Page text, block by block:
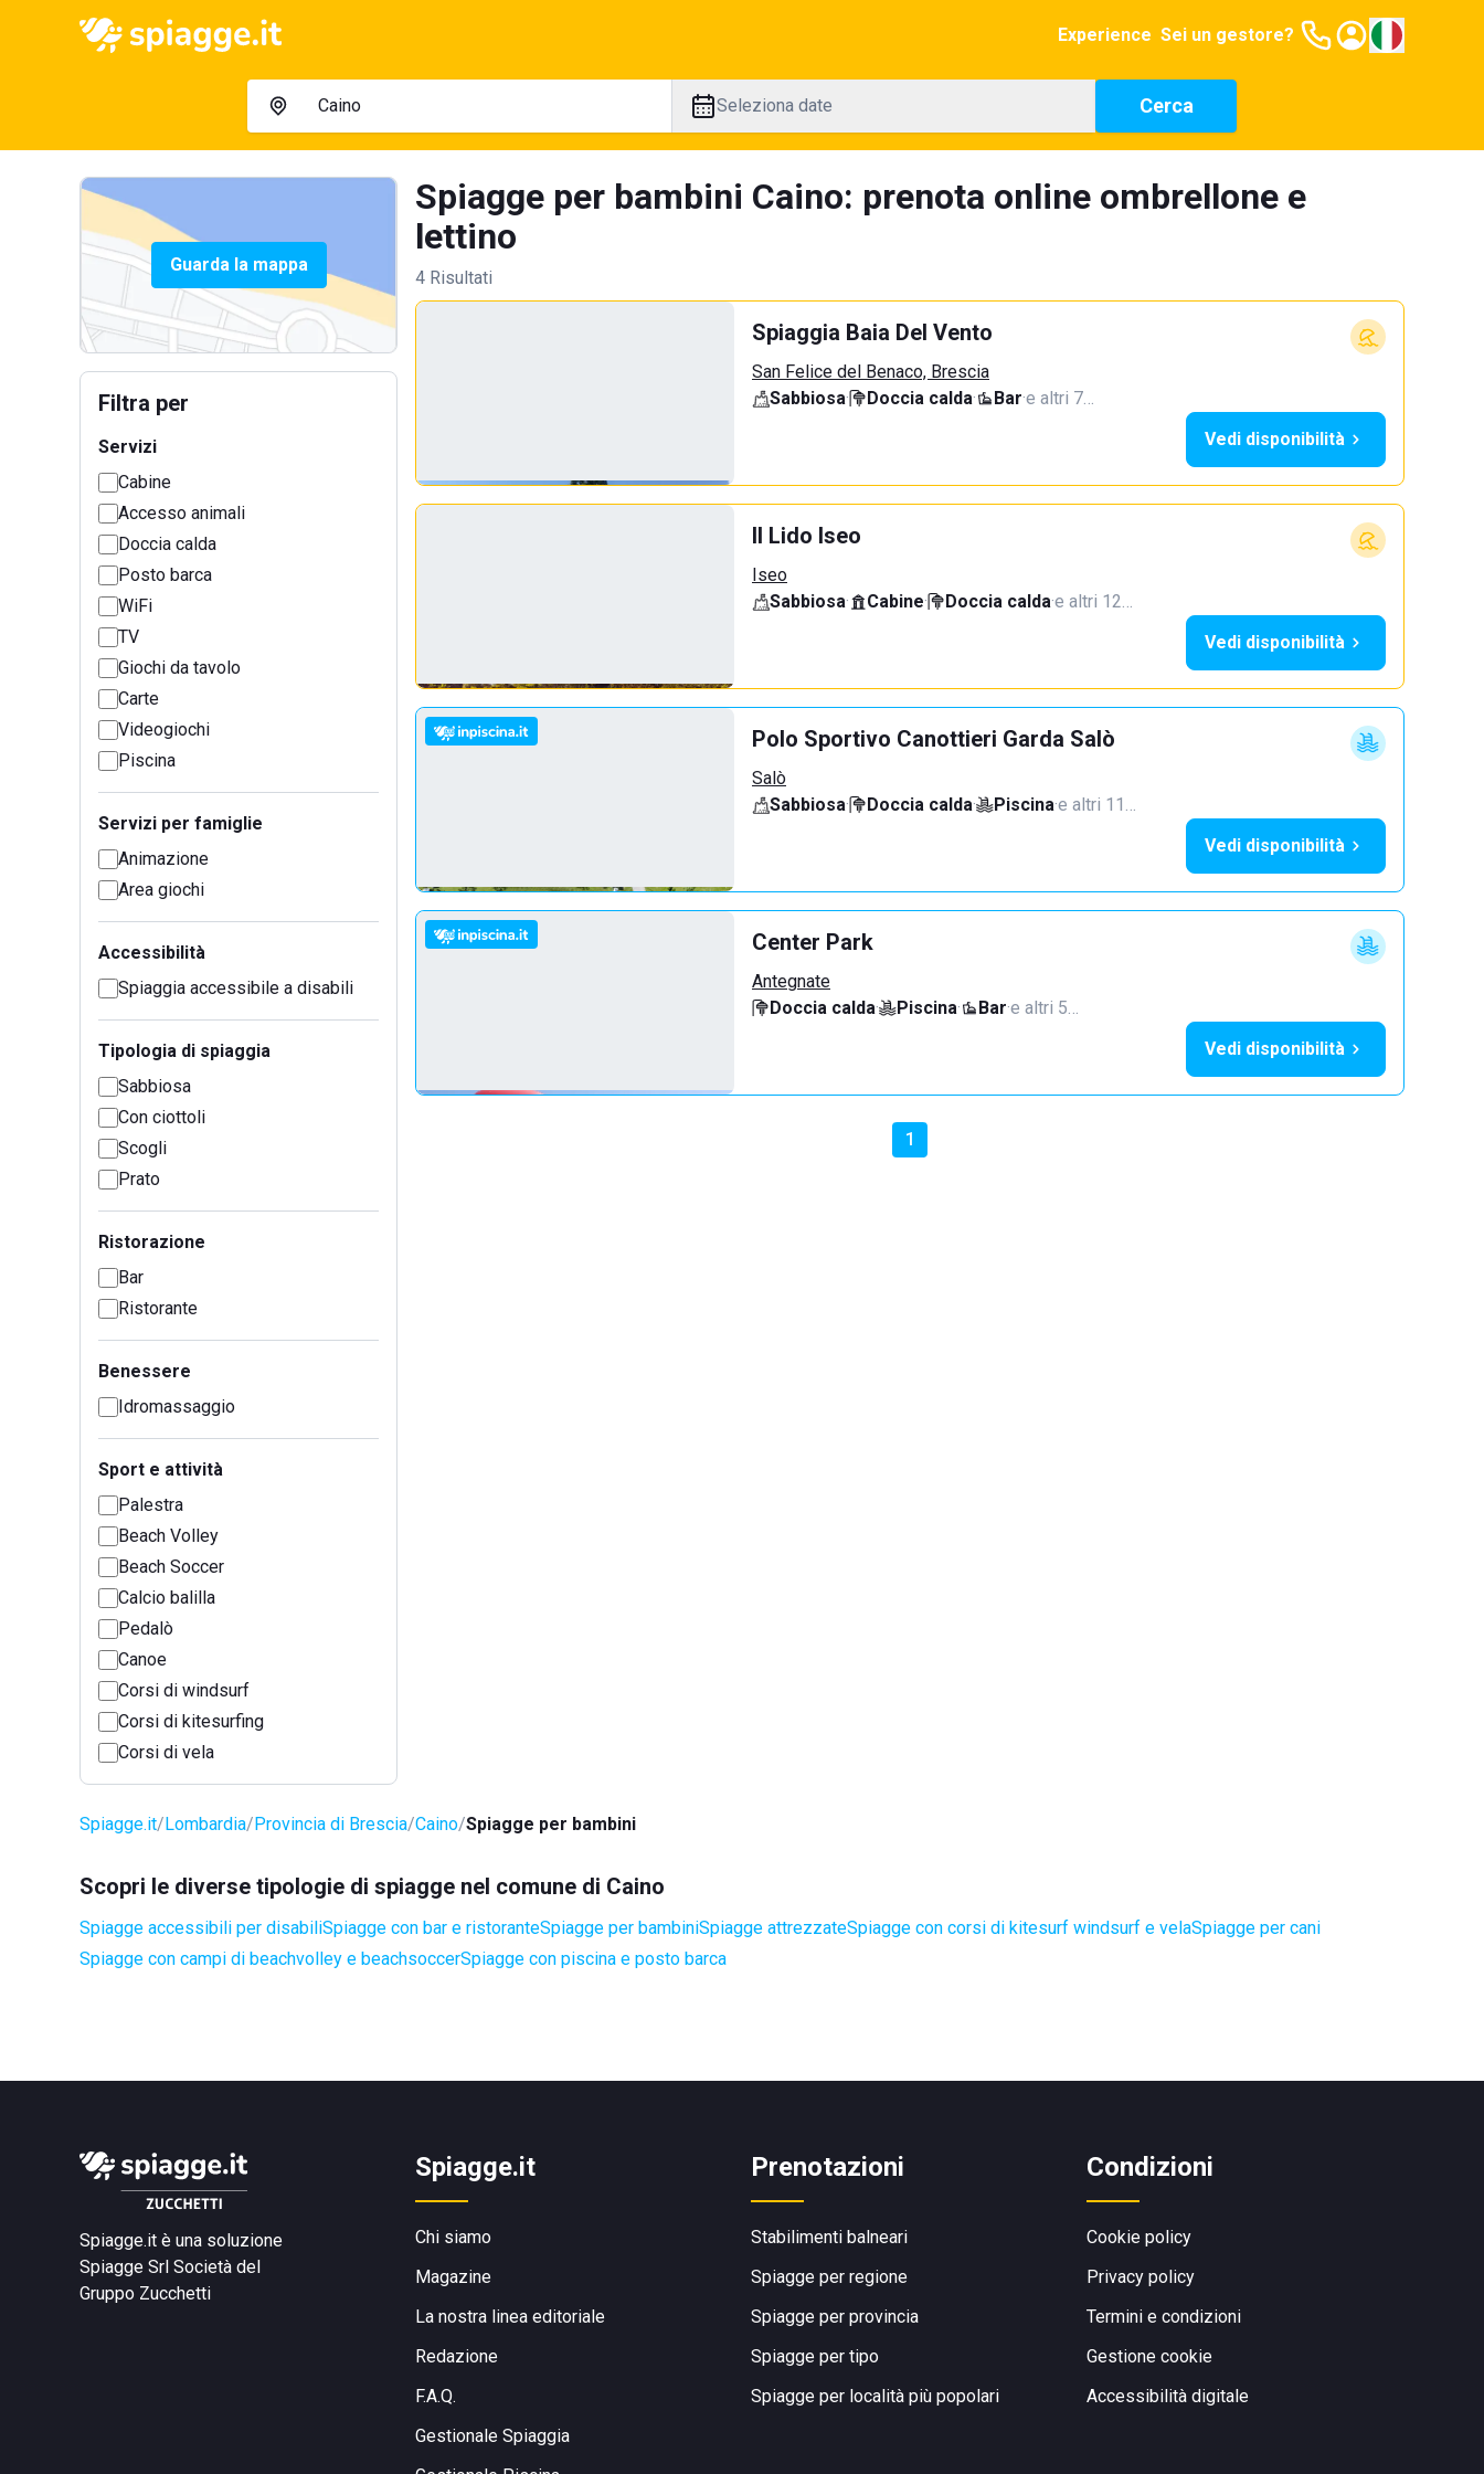
Experience Sei un gestore?
Seleziona date Cerca
Guarda la mappa
Filtra per
Servizi
Cabine
Accesso animali
Doccia calda
Posto barca
WiFi
TV
Giochi da tavolo
Carte
Videogiochi
Piscina
Servizi per famiglie
Animazione
Area giochi
Accessibilità
Spiaggia accessibile a disabili
Tipologia di spiaggia
Sabbiosa
Con ciottoli
Scogli
Prato
Ristorazione
Bar
Ristorante
Benessere
Idromassaggio
Sport e attività
Palestra
Beach Volley
Beach Soccer
Calcio balilla
Pedalò
Canoe
Corsi di windsurf
Corsi di kitesurfing
Corsi di vela
Spiagge per bambini Caino: prenota online ombrellone e
lettino
4 Risultati
Spiaggia Baia Del Vento
San Felice del Benaco, Brescia
Sabbiosa· Doccia calda· Bar·e altri 7…
Vedi disponibilità
Il Lido Iseo
Iseo
Sabbiosa· Cabine· Doccia calda·e altri 12…
Vedi disponibilità
Polo Sportivo Canottieri Garda Salò
Salò
Sabbiosa· Doccia calda· Piscina·e altri 11…
Vedi disponibilità
Center Park
Antegnate
Doccia calda· Piscina· Bar·e altri 5…
Vedi disponibilità
1
Spiagge.it Lombardia Provincia di Brescia Caino Spiagge per bambini
Scopri le diverse tipologie di spiagge nel comune di Caino
Spiagge accessibili per disabiliSpiagge con bar e ristoranteSpiagge per bambiniSpiagge attrezzateSpiagge con corsi di kitesurf windsurf e velaSpiagge per cani
Spiagge con campi di beachvolley e beachsoccerSpiagge con piscina e posto barca
Spiagge.it è una soluzione
Spiagge Srl Società del
Gruppo Zucchetti
Spiagge.it
Chi siamo
Magazine
La nostra linea editoriale
Redazione
F.A.Q.
Gestionale Spiaggia
Prenotazioni
Stabilimenti balneari
Spiagge per regione
Spiagge per provincia
Spiagge per tipo
Spiagge per località più popolari
Condizioni
Cookie policy
Privacy policy
Termini e condizioni
Gestione cookie
Accessibilità digitale